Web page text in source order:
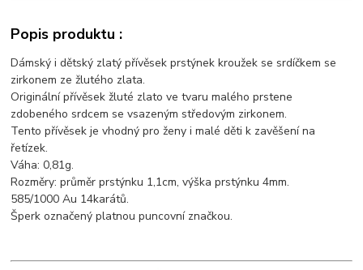
Popis produktu :
Dámský i dětský zlatý přívěsek prstýnek kroužek se srdíčkem se
zirkonem ze žlutého zlata.
Originální přívěsek žluté zlato ve tvaru malého prstene
zdobeného srdcem se vsazeným středovým zirkonem.
Tento přívěsek je vhodný pro ženy i malé děti k zavěšení na
řetízek.
Váha: 0,81g.
Rozměry: průměr prstýnku 1,1cm, výška prstýnku 4mm.
585/1000 Au 14karátů.
Šperk označený platnou puncovní značkou.